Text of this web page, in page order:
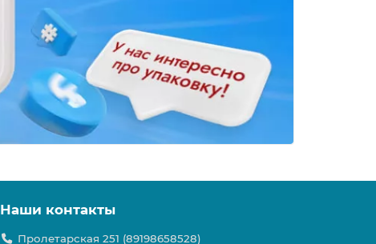
Наши контакты
Пролетарская 251 (89198658528)